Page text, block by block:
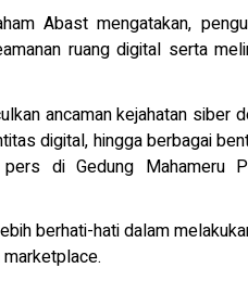
Abast mengatakan,
ruang digital serta
ancaman kejahatan siber
digital, hingga berbagai
di Gedung Mahameru
berhati-hati dalam